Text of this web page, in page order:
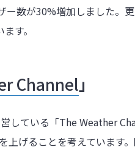
数が30%増加しました。
す。
Channel」
している「The Weather
上げることを考えています